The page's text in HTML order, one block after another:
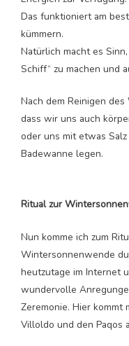
Das funktioniert am
kümmern.
Natürlich macht es
Schiff“ zu machen und
Nach dem Reinigen
dass wir uns auch
oder uns mit etwas
Badewanne legen.
Ritual zur
Nun komme ich zum
Wintersonnenwende
heutzutage im Internet
wundervolle
Zeremonie. Hier kommt
Villoldo und den Paqos